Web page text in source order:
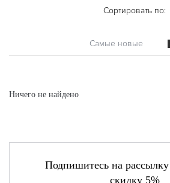
Сортировать по:
Самые новые
Ничего не найдено
Подпишитесь на
скидку 5%